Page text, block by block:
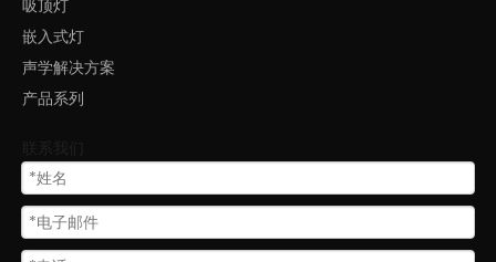
吸顶灯
嵌入式灯
声学解决方案
产品系列